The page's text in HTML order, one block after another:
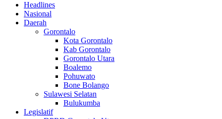
Headlines
Nasional
Daerah
Gorontalo
Kota Gorontalo
Kab Gorontalo
Gorontalo Utara
Boalemo
Pohuwato
Bone Bolango
Sulawesi Selatan
Bulukumba
Legislatif